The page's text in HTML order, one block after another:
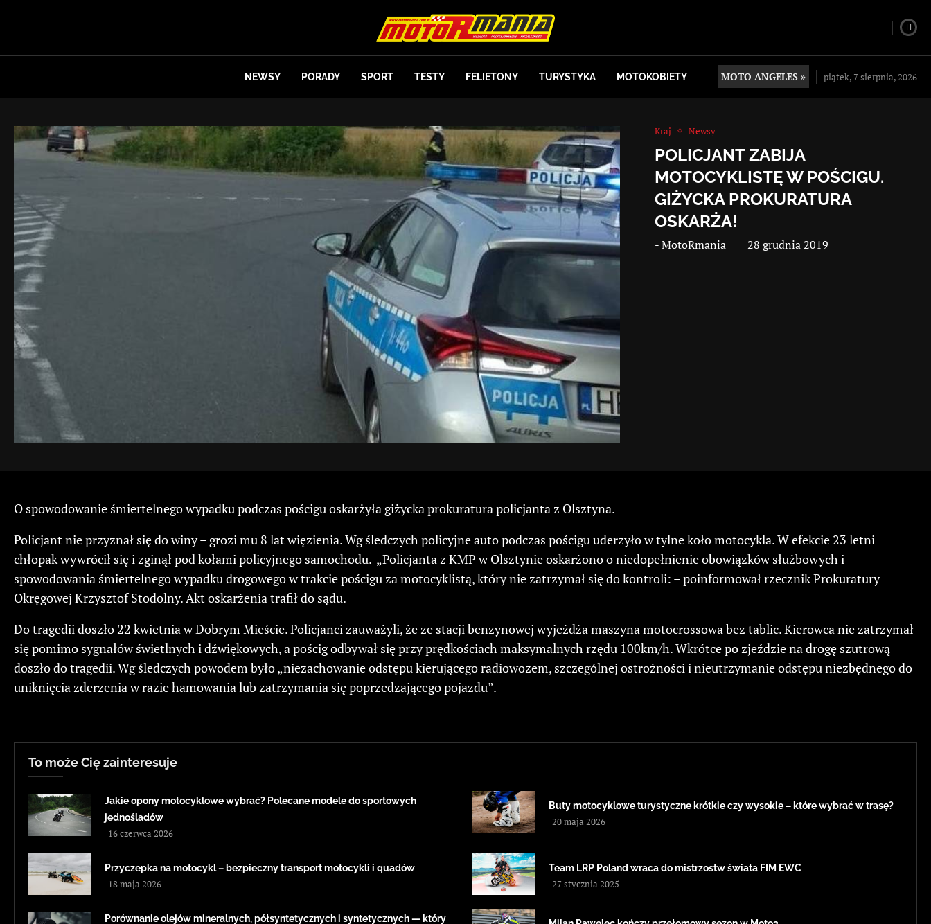
NEWSY PORADY SPORT TESTY FELIETONY TURYSTYKA MOTOKOBIETY MOTO ANGELES » piątek, 7 sierpnia, 2026
Kraj Newsy
POLICJANT ZABIJA
MOTOCYKLISTĘ W POŚCIGU.
GIŻYCKA PROKURATURA
OSKARŻA!
-MotoRmania 28 grudnia 2019
O spowodowanie śmiertelnego wypadku podczas pościgu oskarżyła giżycka prokuratura policjanta z Olsztyna.
Policjant nie przyznał się do winy – grozi mu 8 lat więzienia. Wg śledczych policyjne auto podczas pościgu uderzyło w tylne koło motocykla. W efekcie 23 letni
chłopak wywrócił się i zginął pod kołami policyjnego samochodu. „Policjanta z KMP w Olsztynie oskarżono o niedopełnienie obowiązków służbowych i
spowodowania śmiertelnego wypadku drogowego w trakcie pościgu za motocyklistą, który nie zatrzymał się do kontroli: – poinformował rzecznik Prokuratury
Okręgowej Krzysztof Stodolny. Akt oskarżenia trafił do sądu.
Do tragedii doszło 22 kwietnia w Dobrym Mieście. Policjanci zauważyli, że ze stacji benzynowej wyjeżdża maszyna motocrossowa bez tablic. Kierowca nie zatrzymał
się pomimo sygnałów świetlnych i dźwiękowych, a pościg odbywał się przy prędkościach maksymalnych rzędu 100km/h. Wkrótce po zjeździe na drogę szutrową
doszło do tragedii. Wg śledczych powodem było „niezachowanie odstępu kierującego radiowozem, szczególnej ostrożności i nieutrzymanie odstępu niezbędnego do
uniknięcia zderzenia w razie hamowania lub zatrzymania się poprzedzającego pojazdu”.
To może Cię zainteresuje
Jakie opony motocyklowe wybrać? Polecane modele do sportowych
jednośladów
16 czerwca 2026
Buty motocyklowe turystyczne krótkie czy wysokie – które wybrać w trasę?
20 maja 2026
Przyczepka na motocykl – bezpieczny transport motocykli i quadów
18 maja 2026
Team LRP Poland wraca do mistrzostw świata FIM EWC
27 stycznia 2025
Porównanie olejów mineralnych, półsyntetycznych i syntetycznych — który